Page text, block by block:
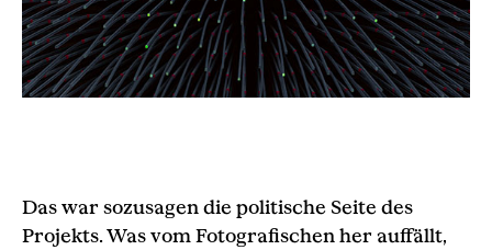
Das war sozusagen die politische Seite des
Projekts. Was vom Fotografischen her auffällt,